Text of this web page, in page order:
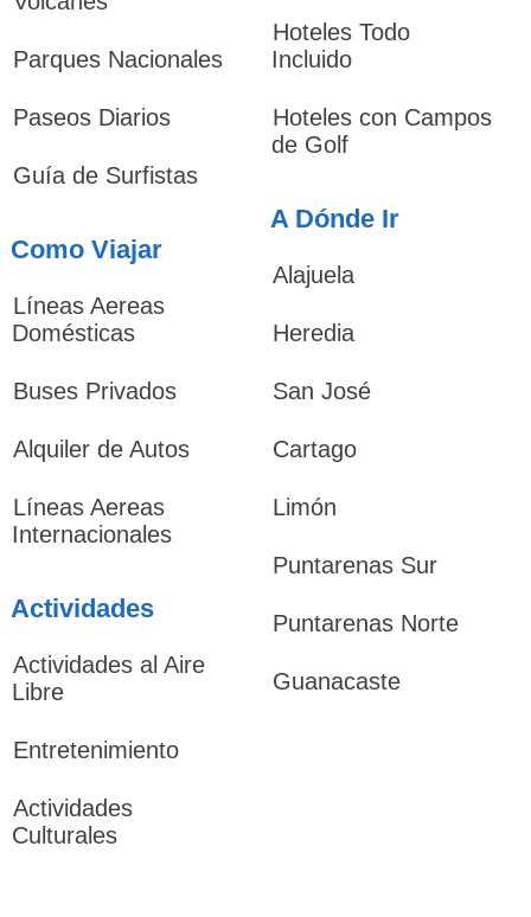
Parques Nacionales
Paseos Diarios
Guía de Surfistas
Como Viajar
Líneas Aereas
Domésticas
Buses Privados
Alquiler de Autos
Líneas Aereas
Internacionales
Actividades
Actividades al Aire
Libre
Entretenimiento
Actividades
Culturales
Hoteles Todo
Incluido
Hoteles con Campos
de Golf
A Dónde Ir
Alajuela
Heredia
San José
Cartago
Limón
Puntarenas Sur
Puntarenas Norte
Guanacaste